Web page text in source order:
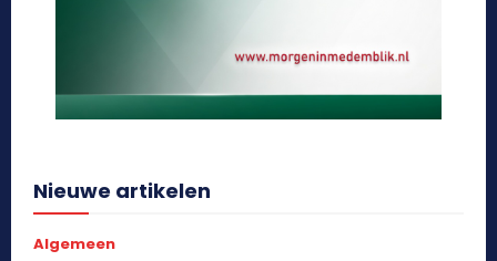
Nieuwe artikelen
Algemeen